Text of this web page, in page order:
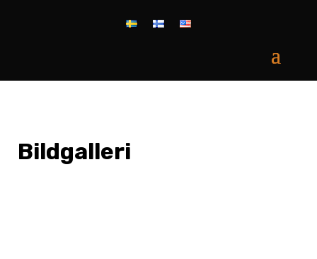
Bildgalleri